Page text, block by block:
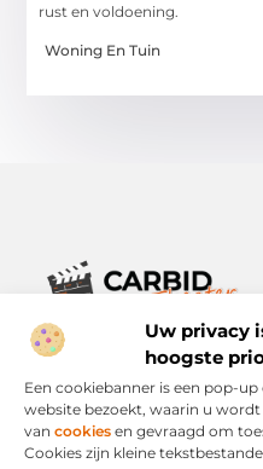
Uw privacy
hoogste
Een cookiebanner is een pop-
website bezoekt, waarin u
van cookies en gevraagd om
Cookies zijn kleine
rust en voldoening.
Woning En Tuin
Verhalen die het
Ontdek een breed scala aan
informeren en verrijken –
Bericht categorie